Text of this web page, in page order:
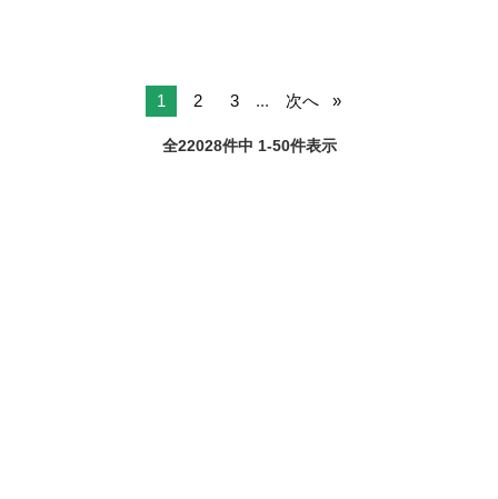
1 2 3 ... 次へ
全22028件中 1-50件表示